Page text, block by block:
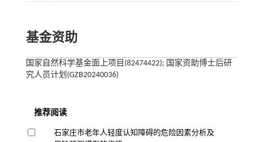
基金资助
国家自然科学基金面上项目(82474422); 国家资助博士后研
究人员计划(GZB20240036)